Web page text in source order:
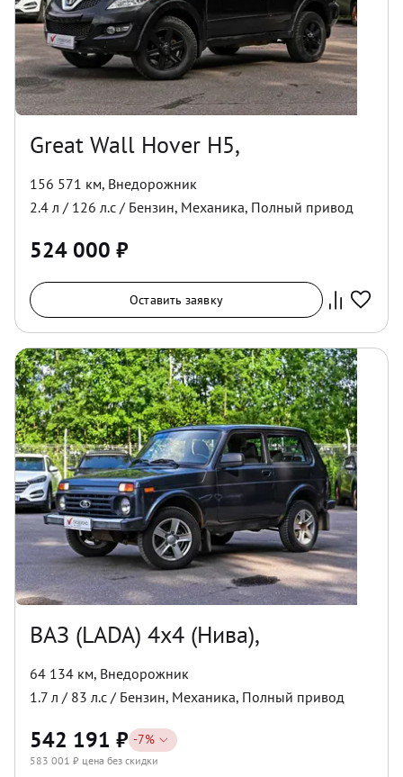
Great Wall Hover H5,
156 571 км, Внедорожник
2.4 л / 126 л.с / Бензин, Механика, Полный привод
524 000 ₽
Оставить заявку
ВАЗ (LADA) 4x4 (Нива),
64 134 км, Внедорожник
1.7 л / 83 л.с / Бензин, Механика, Полный привод
542 191 ₽ -7%
583 001 ₽ цена без скидки